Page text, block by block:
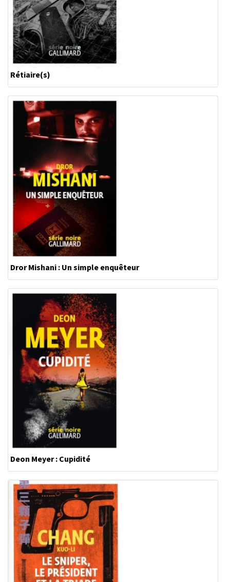
Rétiaire(s)
Dror Mishani : Un simple enquêteur
Deon Meyer : Cupidité